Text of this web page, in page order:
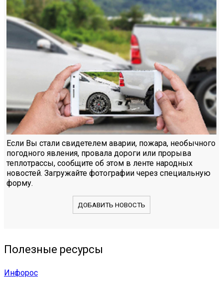
Если Вы стали свидетелем аварии, пожара, необычного
погодного явления, провала дороги или прорыва
теплотрассы, сообщите об этом в ленте народных
новостей. Загружайте фотографии через специальную
форму.
ДОБАВИТЬ НОВОСТЬ
Полезные ресурсы
Инфорос